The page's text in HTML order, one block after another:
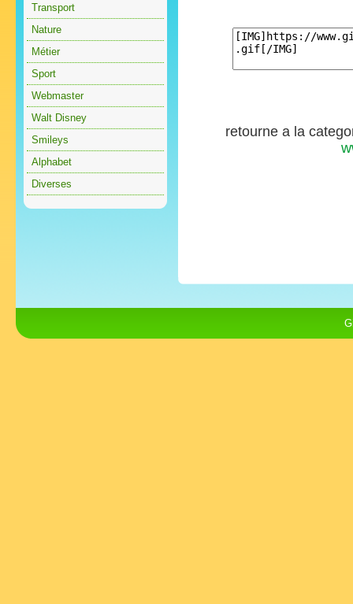
Transport
Nature
Métier
Sport
Webmaster
Walt Disney
Smileys
Alphabet
Diverses
retourne a la